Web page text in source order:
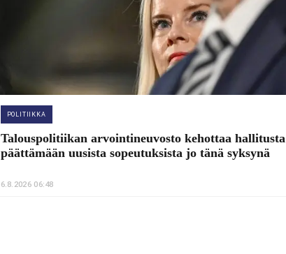
POLITIIKKA
Talouspolitiikan arvointineuvosto kehottaa hallitusta
päättämään uusista sopeutuksista jo tänä syksynä
6.8.2026 06:48